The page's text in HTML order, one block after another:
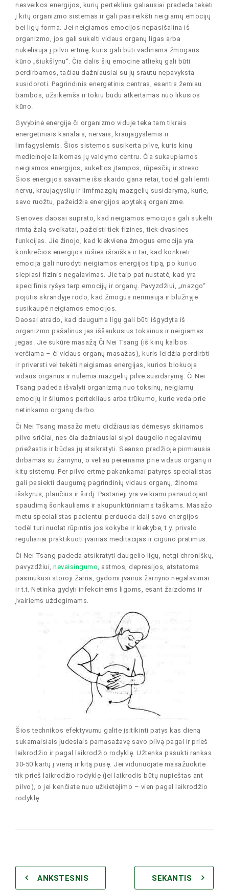
nesveikos energijos, kurių perteklius galiausiai pradeda tekėti
į kitų organizmo sistemas ir gali pasireikšti neigiamų emocijų
bei ligų forma. Jei neigiamos emocijos nepasišalina iš
organizmo, jos gali sukelti vidaus organų ligas arba
nukeliauja į pilvo ertmę, kuris gali būti vadinama žmogaus
kūno „šiukšlynu“. Čia dalis šių emocinė atliekų gali būti
perdirbamos, tačiau dažniausiai su jų srautu nepavyksta
susidoroti. Pagrindinis energetinis centras, esantis žemiau
bambos, užsikemša ir tokiu būdu atkertamas nuo likusios
kūno.
Gyvybinė energija či organizmo viduje teka tam tikrais
energetiniais kanalais, nervais, kraujagyslėmis ir
limfagyslėmis. Šios sistemos susikerta pilve, kuris kinų
medicinoje laikomas jų valdymo centru. Čia sukaupiamos
neigiamos energijos, sukeltos įtampos, rūpesčių ir streso.
Šios energijos savaime išsiskaido gana retai, todėl gali lemti
nervų, kraujagyslių ir limfmazgių mazgelių susidarymą, kurie,
savo ruožtu, pažeidžia energijos apytaką organizme.
Senovės daosai suprato, kad neigiamos emocijos gali sukelti
rimtą žalą sveikatai, pažeisti tiek fizines, tiek dvasines
funkcijas. Jie žinojo, kad kiekviena žmogus emocija yra
konkrečios energijos rūšies išraiška ir tai, kad konkreti
emocija gali nurodyti neigiamos energijos tipą, po kuriuo
slepiasi fizinis negalavimas. Jie taip pat nustatė, kad yra
specifinis ryšys tarp emocijų ir organų. Pavyzdžiui, „mazgo“
pojūtis skrandyje rodo, kad žmogus nerimauja ir blužnyje
susikaupė neigiamos emocijos.
Daosai atrado, kad dauguma ligų gali būti išgydyta iš
organizmo pašalinus jas iššaukusius toksinus ir neigiamas
jėgas. Jie sukūrė masažą Či Nei Tsang (iš kinų kalbos
verčiama – či vidaus organų masažas), kuris leidžia perdirbti
ir priversti vėl tekėti neigiamas energijas, kurios blokuoja
vidaus organus ir nulemia mazgelių pilve susidarymą. Či Nei
Tsang padeda išvalyti organizmą nuo toksinų, neigiamų
emocijų ir šilumos pertekliaus arba trūkumo, kurie veda prie
netinkamo organų darbo.
Či Nei Tsang masažo metu didžiausias dėmesys skiriamos
pilvo sričiai, nes čia dažniausiai slypi daugelio negalavimų
priežastis ir būdas jų atsikratyti. Seanso pradžioje pirmiausia
dirbamas su žarnynu, o vėliau pereinama prie vidaus organų ir
kitų sistemų. Per pilvo ertmę pakankamai patyręs specialistas
gali pasiekti daugumą pagrindinių vidaus organų, žinoma
išskyrus, plaučius ir širdį. Pastarieji yra veikiami panaudojant
spaudimą šonkauliams ir akupunktūriniams taškams. Masažo
metu specialistas pacientui perduoda dalį savo energijos
todėl turi nuolat rūpintis jos kokybe ir kiekybe, t.y. privalo
reguliariai praktikuoti įvairias meditacijas ir cigūno pratimus.
Či Nei Tsang padeda atsikratyti daugelio ligų, netgi chroniškų,
pavyzdžiui, nevaisingumo , astmos, depresijos, atstatoma
pasmukusi storoji žarna, gydomi įvairūs žarnyno negalavimai
ir t.t. Netinka gydyti infekcinėms ligoms, esant žaizdoms ir
įvairiems uždegimams.
Šios technikos efektyvumu galite įsitikinti patys kas dieną
sukamaisiais judesiais pamasažavę savo pilvą pagal ir prieš
laikrodžio ir pagal laikrodžio rodyklę. Užtenka pasukti rankas
30-50 kartų į vieną ir kitą pusę. Jei viduriuojate masažuokite
tik prieš laikrodžio rodyklę (jei laikrodis būtų nupieštas ant
pilvo), o jei kenčiate nuo užkietėjimo – vien pagal laikrodžio
rodyklę.
ANKSTESNIS SEKANTIS